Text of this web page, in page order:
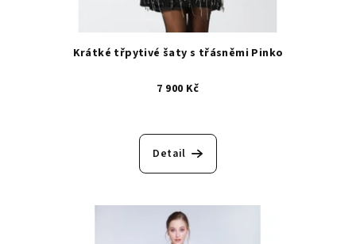
Krátké třpytivé šaty s třásněmi Pinko
7 900 Kč
Detail